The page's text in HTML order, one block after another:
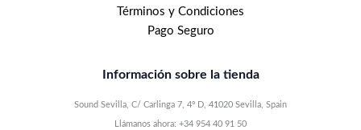
Términos y Condiciones
Pago Seguro
Información sobre la tienda
Sound Sevilla, C/ Carlinga 7, 4º D, 41020 Sevilla, Spain
Llámanos ahora: +34 954 40 91 50